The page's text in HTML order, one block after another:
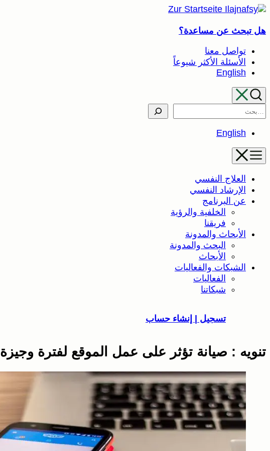
تخطى
المحتوى
هل تبحث عن مساعدة؟
تواصل معنا
الأسئلة الأكثر شيوعاً
English
Search
English
العلاج النفسي
الإرشاد النفسي
عن البرنامج
الخلفية والرؤية
فريقنا
الأبحاث والمدونة
البحث والمدونة
الأبحاث
الشبكات والفعاليات
الفعاليات
شبكاتنا
تسجيل | إنشاء حساب
تنويه : صيانة تؤثر على عمل الموقع لفترة وجيزة